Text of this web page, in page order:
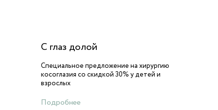
С глаз долой
Специальное предложение на хирургию
косоглазия со скидкой 30% у детей и
взрослых
Подробнее